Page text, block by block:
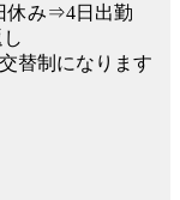
休み⇒4日出勤
替制になります